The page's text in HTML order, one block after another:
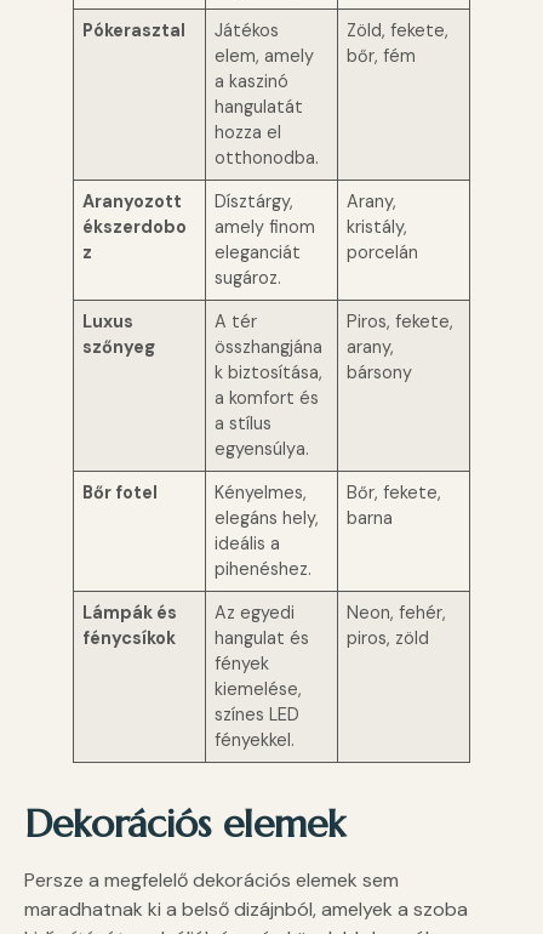
Pókerasztal
Játékos
elem, amely
a kaszinó
hangulatát
hozza el
otthonodba.
Zöld, fekete,
bőr, fém
Aranyozott
ékszerdobo
z
Dísztárgy,
amely finom
eleganciát
sugároz.
Arany,
kristály,
porcelán
Luxus
szőnyeg
A tér
összhangjána
k biztosítása,
a komfort és
a stílus
egyensúlya.
Piros, fekete,
arany,
bársony
Bőr fotel
Kényelmes,
elegáns hely,
ideális a
pihenéshez.
Bőr, fekete,
barna
Lámpák és
fénycsíkok
Az egyedi
hangulat és
fények
kiemelése,
színes LED
fényekkel.
Neon, fehér,
piros, zöld
Dekorációs elemek
Persze a megfelelő dekorációs elemek sem
maradhatnak ki a belső dizájnból, amelyek a szoba